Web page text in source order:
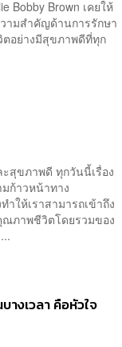
Bobby Brown เคยให้
ามสำคัญด้านการรักษา
อย่างมีสุขภาพดีที่ทุก
สุขภาพดี ทุกวันนี้เรื่อง
ก้าวหน้าทาง
ให้เราสามารถเข้าถึง
ณภาพชีวิตโดยรวมของ
างเวลา คือหัวใจ